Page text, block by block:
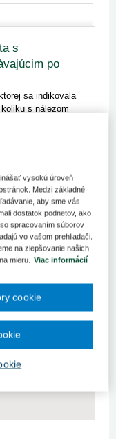
s
po
sa indikovala
s nálezom
postavenia
subjektu
zdravotnej
vysokú úroveň
Medzi základné
aby sme vás
dostatok podnetov, ako
spracovaním súborov
vo vašom prehliadači.
na zlepšovanie našich
mieru.
Viac informácií
cookie